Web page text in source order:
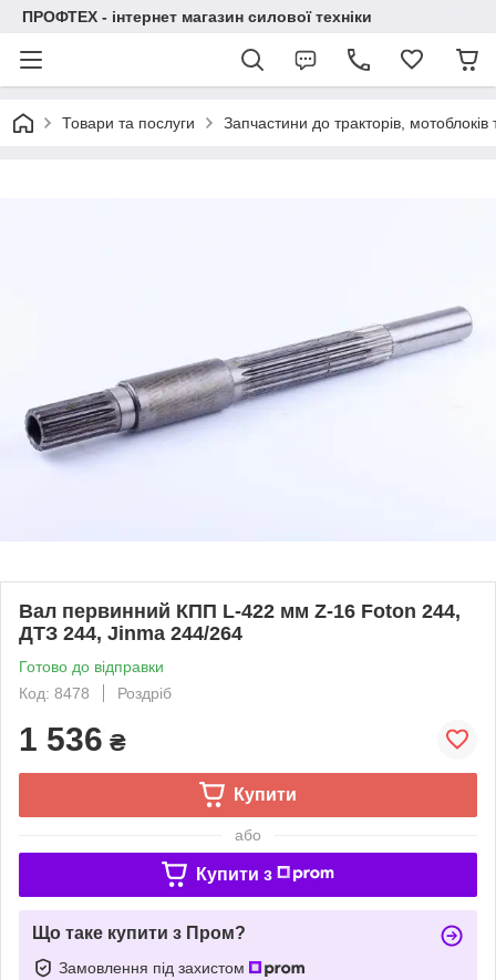
ПРОФТЕХ - інтернет магазин силової техніки
Товари та послуги Запчастини до тракторів,
Вал первинний КПП L-422 мм Z-16 Foton 244,
ДТЗ 244, Jinma 244/264
Готово до відправки
Код: 8478
Роздріб
1 536 ₴
Купити
або
Купити з
Що таке купити з Пром?
Замовлення під захистом